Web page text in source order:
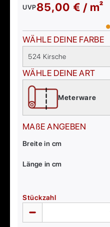
UVP85,00 € / m²
WÄHLE DEINE FARBE
524 Kirsche
WÄHLE DEINE ART
Meterware
MAßE ANGEBEN
Breite in cm
Länge in cm
Stückzahl